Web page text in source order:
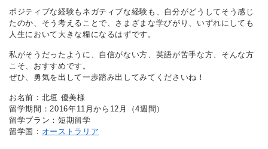
ポジティブな経験もネガティブな経験も、自分がどうしてそう感じ
たのか、そう考えることで、さまざまな学びがり、いずれにしても
人生において大きな糧になるはずです。
私がそうだったように、自信がない方、英語が苦手な方、そんな方
こそ、おすすめです。
ぜひ、勇気を出して一歩踏み出してみてくださいね！
お名前：北垣 優美様
留学期間：2016年11月から12月（4週間）
留学プラン：短期留学
留学国： オーストラリア